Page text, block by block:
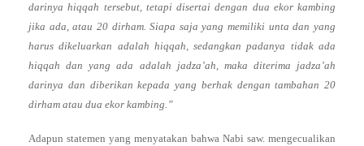
darinya hiqqah tersebut, tetapi disertai dengan dua ekor kambing
jika ada, atau 20 dirham. Siapa saja yang memiliki unta dan yang
harus dikeluarkan adalah hiqqah, sedangkan padanya tidak ada
hiqqah dan yang ada adalah jadza’ah, maka diterima jadza’ah
darinya dan diberikan kepada yang berhak dengan tambahan 20
dirham atau dua ekor kambing.”
Adapun statemen yang menyatakan bahwa Nabi saw. mengecualikan